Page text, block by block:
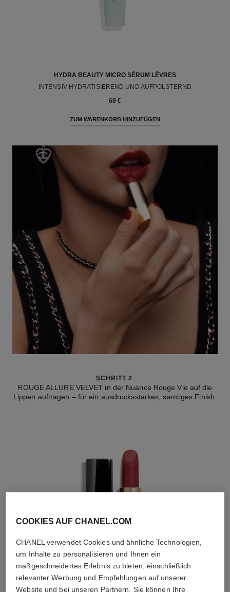
HYDRA BEAUTY MICRO SÉRUM LÈVRES
INTENSIV HYDRATISIEREND UND AUFPOLSTERND
Ref. 133330
60 €
ZUM WARENKORB HINZUFÜGEN
SCHRITT 2
ROUGE ALLURE VELVET in der Nuance Rouge Vie auf die
Lippen auftragen – für ein ausdrucksstarkes, samtiges Finish.
COOKIES AUF CHANEL.COM
CHANEL verwendet Cookies und ähnliche Technologien,
um Inhalte zu personalisieren und Ihnen ein
maßgeschneidertes Erlebnis zu bieten, einschließlich
relevanter Werbung und Empfehlungen auf unserer
Website und bei unseren Partnern. Sie können Ihre